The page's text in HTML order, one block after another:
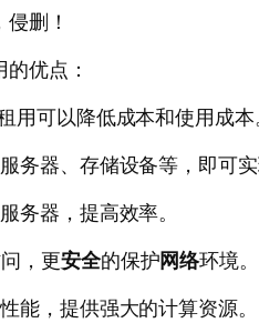
删！
的优点：
用可以降低成本和使用成本
务器、存储设备等，即可
务器，提高效率。
，更安全的保护网络环境。
能，提供强大的计算资源。